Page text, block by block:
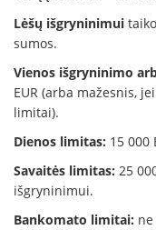
Lėšų išgryninimui
sumos.
Vienos išgryninimo
EUR (arba mažesnis,
limitai).
Dienos limitas: 15 000
Savaitės limitas: 25
išgryninimui.
Bankomato limitai: